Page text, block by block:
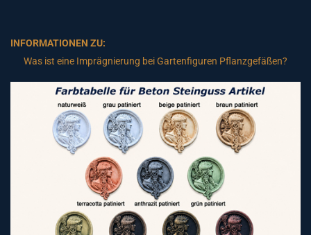
INFORMATIONEN ZU:
Was ist eine Imprägnierung bei Gartenfiguren Pflanzgefäßen?